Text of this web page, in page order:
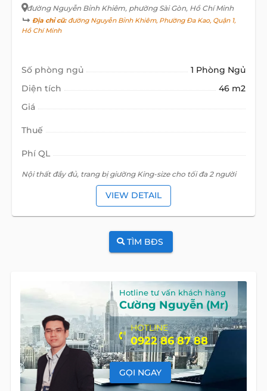
đường Nguyễn Bỉnh Khiêm, phường Sài Gòn, Hồ Chí Minh
Địa chỉ cũ:đường Nguyễn Bỉnh Khiêm, Phường Đa Kao, Quận 1,
Hồ Chí Minh
Số phòng ngủ
1 Phòng Ngủ
Diện tích
46 m2
Giá
Thuế
Phí QL
Nội thất đầy đủ, trang bị giường King-size cho tối đa 2 người
VIEW DETAIL
TÌM BĐS
Hotline tư vấn khách hàng
Cường Nguyễn (Mr)
HOTLINE
0922 86 87 88
GỌI NGAY